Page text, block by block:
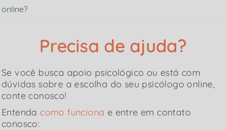
online?
Precisa de ajuda?
Se você busca apoio psicológico ou está com
dúvidas sobre a escolha do seu psicólogo online,
conte conosco!
Entenda como funciona e entre em contato
conosco: